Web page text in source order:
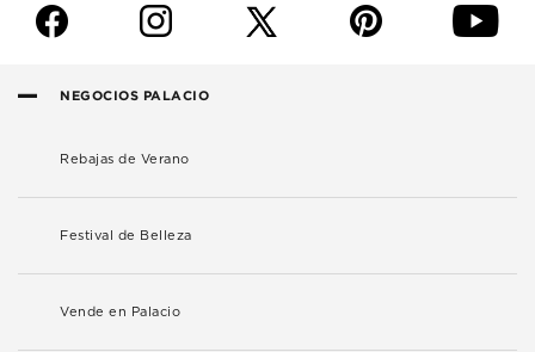
f i p y
NEGOCIOS PALACIO
Rebajas de Verano
Festival de Belleza
Vende en Palacio